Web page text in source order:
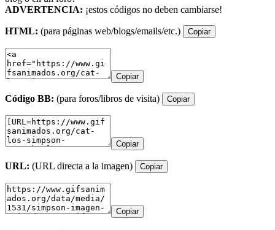
ADVERTENCIA: ¡estos códigos no deben cambiarse!
HTML: (para páginas web/blogs/emails/etc.) Copiar
Copiar
Código BB: (para foros/libros de visita) Copiar
Copiar
URL: (URL directa a la imagen) Copiar
Copiar